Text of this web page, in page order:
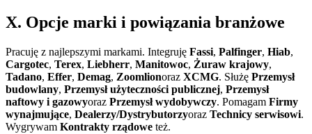
X. Opcje marki i powiązania branżowe
Pracuję z najlepszymi markami. Integruję Fassi, Palfinger, Hiab,
Cargotec, Terex, Liebherr, Manitowoc, Żuraw krajowy,
Tadano, Effer, Demag, Zoomlionoraz XCMG. Służę Przemysł
budowlany, Przemysł użyteczności publicznej, Przemysł
naftowy i gazowyoraz Przemysł wydobywczy. Pomagam Firmy
wynajmujące, Dealerzy/Dystrybutorzyoraz Technicy serwisowi.
Wygrywam Kontrakty rządowe też.